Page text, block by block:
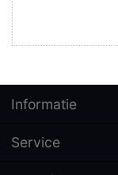
Informatie
Service